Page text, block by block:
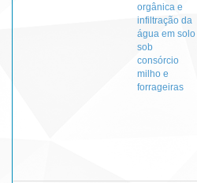
orgânica e
infiltração da
água em solo
sob
consórcio
milho e
forrageiras